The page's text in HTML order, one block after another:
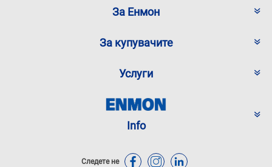
За Енмон
За купувачите
Услуги
Info
Следете не